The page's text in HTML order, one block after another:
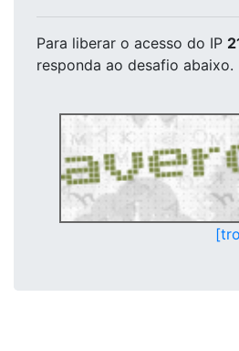
Para liberar o acesso do IP
responda ao desafio abaixo.